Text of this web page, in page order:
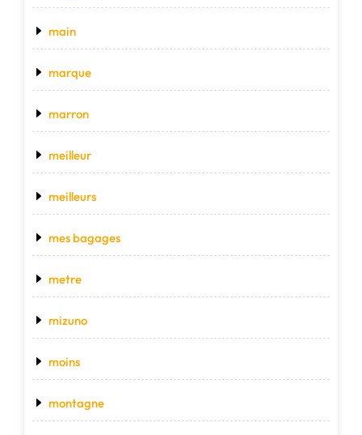
main
marque
marron
meilleur
meilleurs
mes bagages
metre
mizuno
moins
montagne